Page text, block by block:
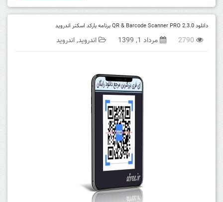
دانلود QR & Barcode Scanner PRO 2.3.0 برنامه بارکد اسکنر اندروید
2790 مرداد 1, 1399 اندروید,اندروید